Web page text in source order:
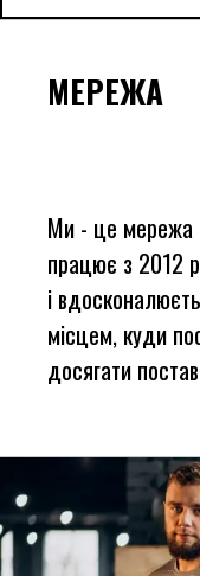
МЕРЕЖА
Ми - це мережа
працює з 2012
і
місцем, куди
досягати